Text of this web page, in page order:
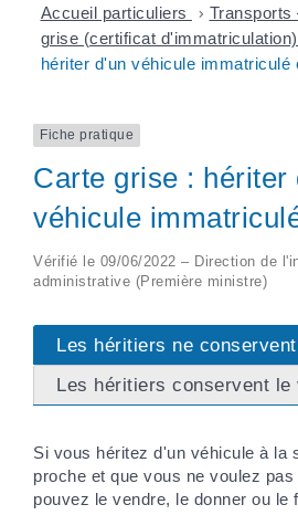
Accueil particuliers > Transports
grise (certificat d'immatriculation)
hériter d'un véhicule immatriculé
Fiche pratique
Carte grise : hériter
véhicule
Vérifié le 09/06/2022 – Direction de
administrative (Première ministre)
Les héritiers ne
Les héritiers conservent le
Si vous héritez d'un véhicule à la
proche et que vous ne voulez
pouvez le vendre, le donner ou le